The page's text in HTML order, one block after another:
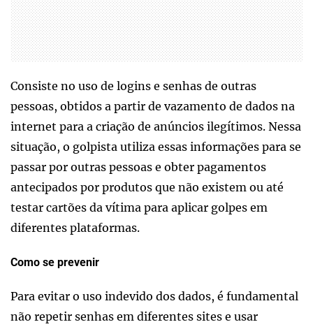
Consiste no uso de logins e senhas de outras
pessoas, obtidos a partir de vazamento de dados na
internet para a criação de anúncios ilegítimos. Nessa
situação, o golpista utiliza essas informações para se
passar por outras pessoas e obter pagamentos
antecipados por produtos que não existem ou até
testar cartões da vítima para aplicar golpes em
diferentes plataformas.
Como se prevenir
Para evitar o uso indevido dos dados, é fundamental
não repetir senhas em diferentes sites e usar